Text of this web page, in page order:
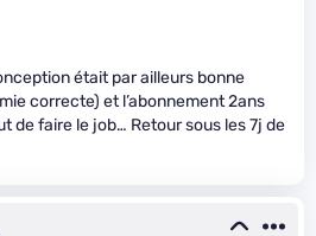
était par ailleurs bonne
correcte) et l’abonnement 2ans
de faire le job… Retour sous les 7j de